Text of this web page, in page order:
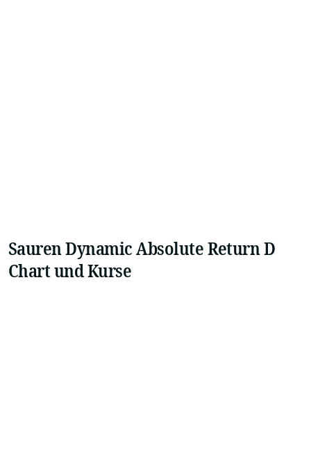
Sauren Dynamic Absolute Return D
Chart und Kurse